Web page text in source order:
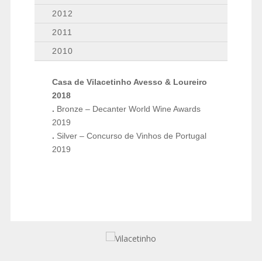
2012
2011
2010
Casa de Vilacetinho Avesso & Loureiro
2018
. Bronze – Decanter World Wine Awards
2019
. Silver – Concurso de Vinhos de Portugal
2019